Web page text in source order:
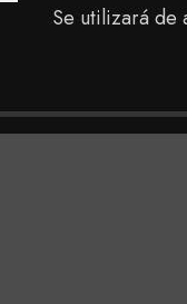
Se utilizará de
encontrar en
en nuestras